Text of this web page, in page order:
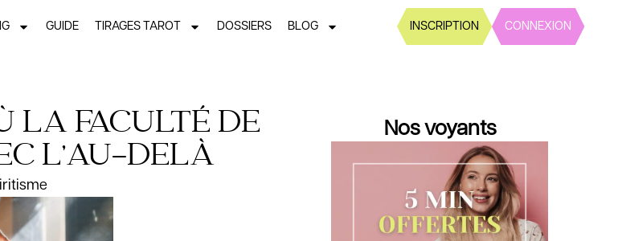
GUIDE TIRAGES TAROT DOSSIERS BLOG INSCRIPTION CONNEXION
LA FACULTÉ DE
L’AU-DELÀ
Nos voyants